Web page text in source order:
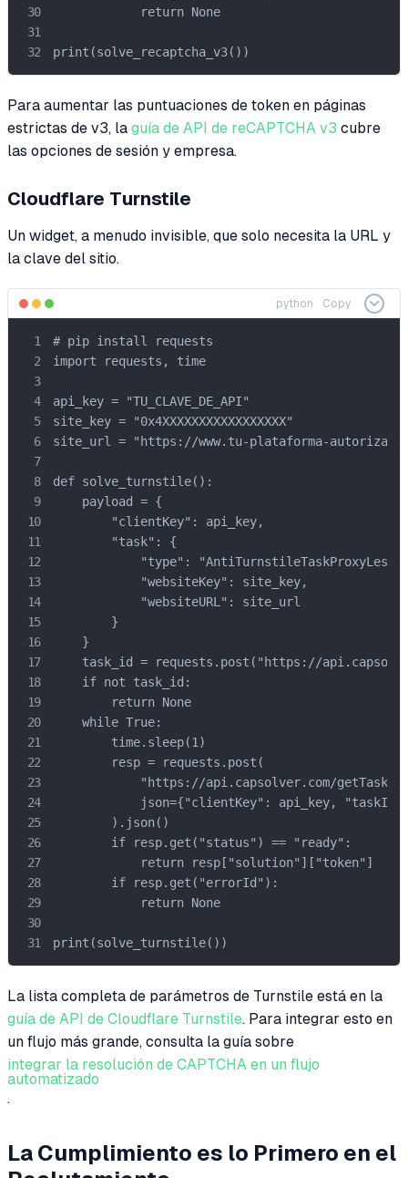
            return None
print(solve_recaptcha_v3())
Para aumentar las puntuaciones de token en páginas
estrictas de v3, la guía de API de reCAPTCHA v3 cubre
las opciones de sesión y empresa.
Cloudflare Turnstile
Un widget, a menudo invisible, que solo necesita la URL y
la clave del sitio.
python Copy
# pip install requests
import requests, time
api_key = "TU_CLAVE_DE_API"
site_key = "0x4XXXXXXXXXXXXXXXXX"
site_url = "https://www.tu-plataforma-
def solve_turnstile():
    payload = {
        "clientKey": api_key,
        "task": {
"type":
            "websiteKey": site_key,
            "websiteURL": site_url
        }
    }
task_id = requests.post("https://
    if not task_id:
        return None
    while True:
        time.sleep(1)
        resp = requests.post(
"https://api.capsolver.com/
json={"clientKey": api_key,
        ).json()
        if resp.get("status") == "ready":
            return resp["solution"]["token"]
        if resp.get("errorId"):
            return None
print(solve_turnstile())
La lista completa de parámetros de Turnstile está en la
guía de API de Cloudflare Turnstile. Para integrar esto en
un flujo más grande, consulta la guía sobre
integrar la resolución de CAPTCHA en un flujo
automatizado
.
La Cumplimiento es lo Primero en el